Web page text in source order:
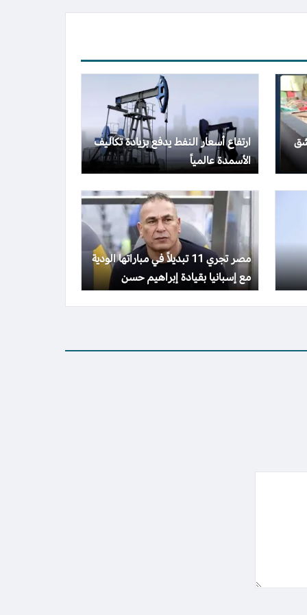
ارتفاع أسعار النفط يدفع بزيادة تكاليف
الأسمدة عالمياً
مصر تجري 11 تبديلاً في مباراتها الودية
مع إسبانيا بقيادة إبراهيم حسن